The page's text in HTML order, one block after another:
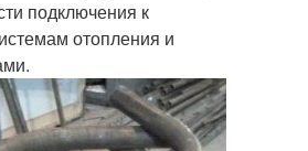
подключения к
отопления и